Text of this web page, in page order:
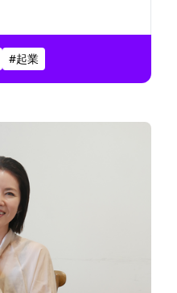
。地元・福岡への想
への還元や次世代へ
る。視線の先にある
ある、そのエネルギ
#起業